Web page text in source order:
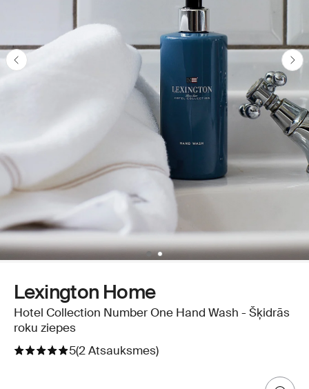
Lexington Home
Hotel Collection Number One Hand Wash - Šķidrās
roku ziepes
5(2 Atsauksmes)